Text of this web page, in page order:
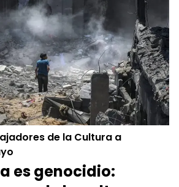
de la Cultura a
es genocidio: